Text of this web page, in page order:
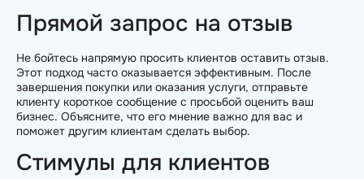
Прямой запрос на отзыв
Не бойтесь напрямую просить клиентов оставить отзыв.
Этот подход часто оказывается эффективным. После
завершения покупки или оказания услуги, отправьте
клиенту короткое сообщение с просьбой оценить ваш
бизнес. Объясните, что его мнение важно для вас и
поможет другим клиентам сделать выбор.
Стимулы для клиентов